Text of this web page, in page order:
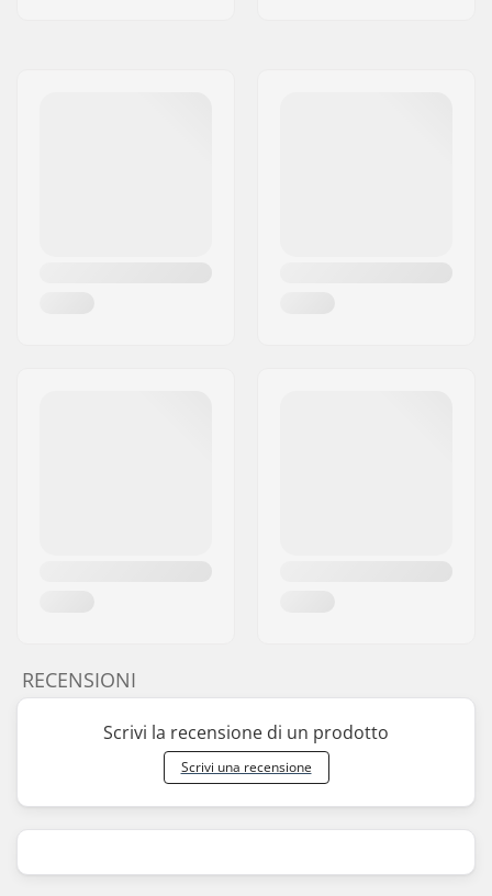
RECENSIONI
Scrivi la recensione di un prodotto
Scrivi una recensione